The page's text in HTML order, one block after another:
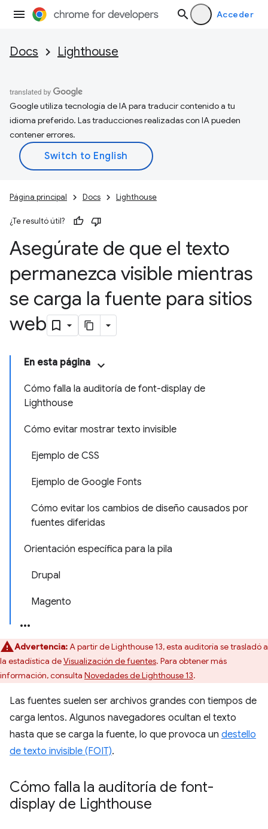
Acceder
Docs Lighthouse
Google utiliza tecnología de IA para traducir contenido a tu
idioma preferido. Las traducciones realizadas con IA pueden
contener errores.
Página principal Docs Lighthouse
¿Te resultó útil?
Asegúrate de que el texto
permanezca visible mientras
se carga la fuente para sitios
web
En esta página
Cómo falla la auditoría de font-display de
Lighthouse
Cómo evitar mostrar texto invisible
Ejemplo de CSS
Ejemplo de Google Fonts
Cómo evitar los cambios de diseño causados por
fuentes diferidas
Orientación específica para la pila
Drupal
Magento
Advertencia:A partir de Lighthouse 13, esta auditoría se trasladó a
la estadística deVisualización de fuentes. Para obtener más
información, consulta Novedades de Lighthouse 13.
Las fuentes suelen ser archivos grandes con tiempos de
carga lentos. Algunos navegadores ocultan el texto
hasta que se carga la fuente, lo que provoca un destello
de texto invisible (FOIT).
Cómo falla la auditoría de font-
display de Lighthouse